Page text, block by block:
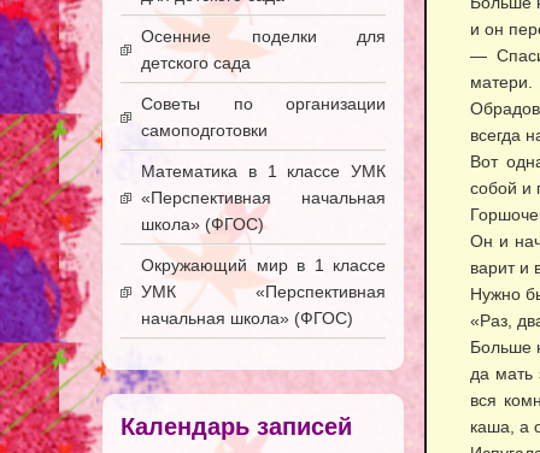
и он
—
матери.
всегда
Вот
собой и
Он и
варит и
Нужно
«Раз,
Больше
да мать
вся
каша, а
Осенние поделки для
детского сада
Советы по организации
самоподготовки
Математика в 1 классе УМК
«Перспективная начальная
школа» (ФГОС)
Окружающий мир в 1 классе
УМК «Перспективная
начальная школа» (ФГОС)
Календарь записей